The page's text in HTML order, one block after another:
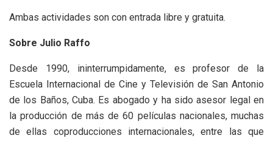
Ambas actividades son con entrada libre y gratuita.
Sobre Julio Raffo
Desde 1990, ininterrumpidamente, es profesor de la
Escuela Internacional de Cine y Televisión de San Antonio
de los Baños, Cuba. Es abogado y ha sido asesor legal en
la producción de más de 60 películas nacionales, muchas
de ellas coproducciones internacionales, entre las que